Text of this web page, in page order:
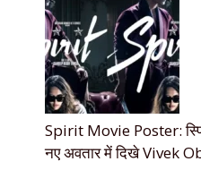
Spirit Movie Poster:
नए अवतार में दिखे Vivek